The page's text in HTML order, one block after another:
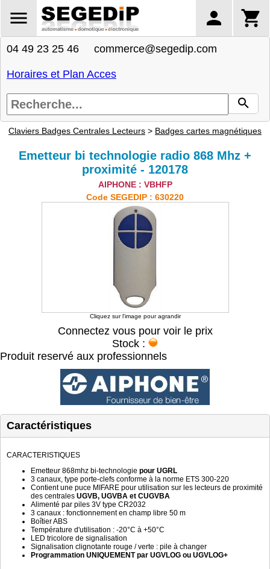
04 49 23 25 46 commerce@segedip.com
Horaires et Plan Acces
Claviers Badges Centrales Lecteurs > Badges cartes magnétiques
Emetteur bi technologie radio 868 Mhz +
proximité - 120178
AIPHONE : VBHFP
Code SEGEDIP : 630220
Cliquez sur l'image pour agrandir
Connectez vous pour voir le prix
Stock :
Produit reservé aux professionnels
Caractéristiques
CARACTERISTIQUES
Emetteur 868mhz bi-technologie pour UGRL
3 canaux, type porte-clefs conforme à la norme ETS 300-220
Contient une puce MIFARE pour utilisation sur les lecteurs de proximité
des centrales UGVB, UGVBA et CUGVBA
Alimenté par piles 3V type CR2032
3 canaux : fonctionnement en champ libre 50 m
Boîtier ABS
Température d'utilisation : -20°C à +50°C
LED tricolore de signalisation
Signalisation clignotante rouge / verte : pile à changer
Programmation UNIQUEMENT par UGVLOG ou UGVLOG+